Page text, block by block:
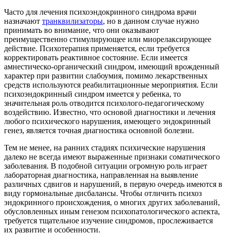
Часто для лечения психоэндокринного синдрома врачи
назначают транквилизаторы, но в данном случае нужно
принимать во внимание, что они оказывают
преимущественно стимулирующее или миорелаксирующее
действие. Психотерапия применяется, если требуется
корректировать реактивное состояние. Если имеется
амнестическо-органический синдром, имеющий врожденный
характер при развитии слабоумия, помимо лекарственных
средств используются реабилитационные мероприятия. Если
психоэндокринный синдром имеется у ребенка, то
значительная роль отводится психолого-педагогическому
воздействию. Известно, что основой диагностики и лечения
любого психического нарушения, имеющего эндокринный
генез, является точная диагностика основной болезни.
Тем не менее, на ранних стадиях психические нарушения
далеко не всегда имеют выраженные признаки соматического
заболевания. В подобной ситуации огромную роль играет
лабораторная диагностика, направленная на выявление
различных сдвигов и нарушений, в первую очередь имеются в
виду гормональные дисбалансы. Чтобы отличить психоз
эндокринного происхождения, о многих других заболеваний,
обусловленных иным генезом психопатологического аспекта,
требуется тщательное изучение синдромов, прослеживается
их развитие и особенности.